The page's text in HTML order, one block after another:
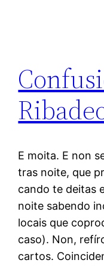
E moita. E non
tras noite, que
cando te deitas
noite sabendo
locais que
caso). Non,
cartos.